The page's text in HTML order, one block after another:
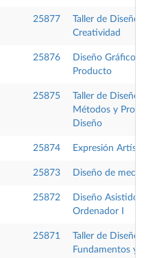
25877
Taller de Diseño
Creatividad
25876
Diseño Gráfico
Producto
25875
Taller de Diseño
Métodos y
Diseño
25874 Expresión
25873 Diseño de
25872
Diseño Asistido
Ordenador I
25871
Taller de Diseño
Fundamentos y